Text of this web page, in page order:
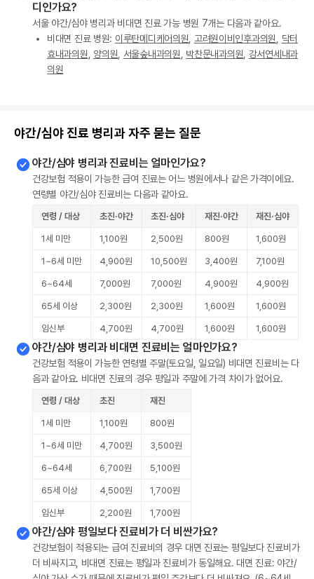
디인가요?
서울 야간/심야 병리과 비대면 진료 가능 병원 7개는 다음과 같아요.
비대면 진료 병원: 이루탄메디케어의원 고려원이비인후과의원
닥터
효내과의원
양의원 서울숲내과의원 박찬문내과의원 강서연세내과
의원
야간/심야 진료 병리과 자주 묻는 질문
야간/심야 병리과 진료비는 얼마인가요?
건강보험 적용이 가능한 급여 진료는 어느 병원에서나 같은 가격이에요.
연령별 야간/심야 진료비는 다음과 같아요.
연령 / 대상 초진·야간 초진·심야 재진·야간 재진·심야
1세 미만 1,100원 2,500원 800원 1,600원
1~6세 미만 4,900원 10,500원 3,400원 7,100원
6~64세 7,000원 7,000원 4,900원 4,900원
65세 이상 2,300원 2,300원 1,600원 1,600원
임신부 4,700원 4,700원 1,600원 1,600원
야간/심야 병리과 비대면 진료비는 얼마인가요?
건강보험 적용이 가능한 연령별 주말(토요일, 일요일) 비대면 진료비는 다
음과 같아요. 비대면 진료의 경우 평일과 주말에 가격 차이가 없어요.
연령 / 대상 초진 재진
1세 미만 1,100원 800원
1~6세 미만 4,700원 3,500원
6~64세 6,700원 5,100원
65세 이상 4,500원 1,700원
임신부 2,200원 1,700원
야간/심야 평일보다 진료비가 더 비싼가요?
건강보험이 적용되는 급여 진료비의 경우 대면 진료는 평일보다 진료비가
더 비싸지고, 비대면 진료는 평일과 진료비가 동일해요. 대면 진료: 야간/